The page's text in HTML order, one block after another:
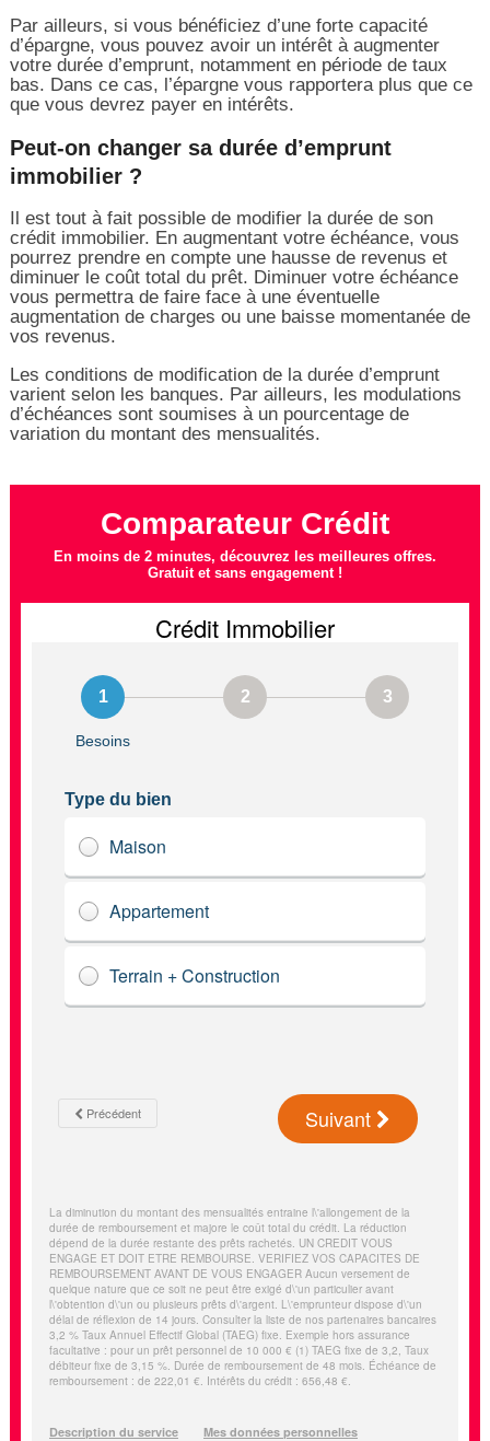
Par ailleurs, si vous bénéficiez d’une forte capacité
d’épargne, vous pouvez avoir un intérêt à augmenter
votre durée d’emprunt, notamment en période de taux
bas. Dans ce cas, l’épargne vous rapportera plus que ce
que vous devrez payer en intérêts.
Peut-on changer sa durée d’emprunt
immobilier ?
Il est tout à fait possible de modifier la durée de son
crédit immobilier. En augmentant votre échéance, vous
pourrez prendre en compte une hausse de revenus et
diminuer le coût total du prêt. Diminuer votre échéance
vous permettra de faire face à une éventuelle
augmentation de charges ou une baisse momentanée de
vos revenus.
Les conditions de modification de la durée d’emprunt
varient selon les banques. Par ailleurs, les modulations
d’échéances sont soumises à un pourcentage de
variation du montant des mensualités.
Comparateur Crédit
En moins de 2 minutes, découvrez les meilleures offres.
Gratuit et sans engagement !